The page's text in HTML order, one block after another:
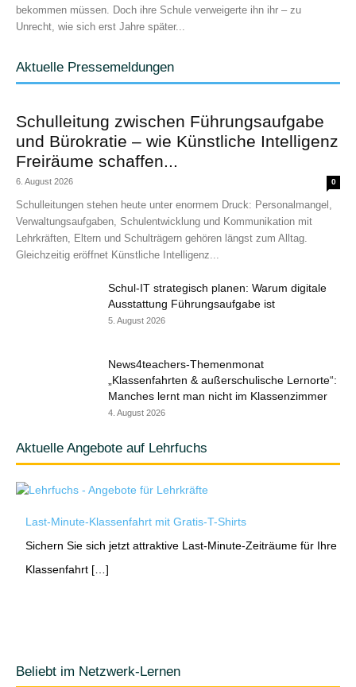
bekommen müssen. Doch ihre Schule verweigerte ihn ihr – zu
Unrecht, wie sich erst Jahre später...
Aktuelle Pressemeldungen
Schulleitung zwischen Führungsaufgabe
und Bürokratie – wie Künstliche Intelligenz
Freiräume schaffen...
6. August 2026 0
Schulleitungen stehen heute unter enormem Druck: Personalmangel,
Verwaltungsaufgaben, Schulentwicklung und Kommunikation mit
Lehrkräften, Eltern und Schulträgern gehören längst zum Alltag.
Gleichzeitig eröffnet Künstliche Intelligenz...
Schul-IT strategisch planen: Warum digitale
Ausstattung Führungsaufgabe ist
5. August 2026
News4teachers-Themenmonat
„Klassenfahrten & außerschulische Lernorte“:
Manches lernt man nicht im Klassenzimmer
4. August 2026
Aktuelle Angebote auf Lehrfuchs
Last-Minute-Klassenfahrt mit Gratis-T-Shirts
Sichern Sie sich jetzt attraktive Last-Minute-Zeiträume für Ihre
Klassenfahrt […]
Beliebt im Netzwerk-Lernen